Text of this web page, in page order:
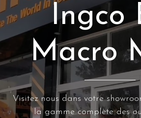
Ingco
Macro
Visitez nous dans votre
la gamme complète des